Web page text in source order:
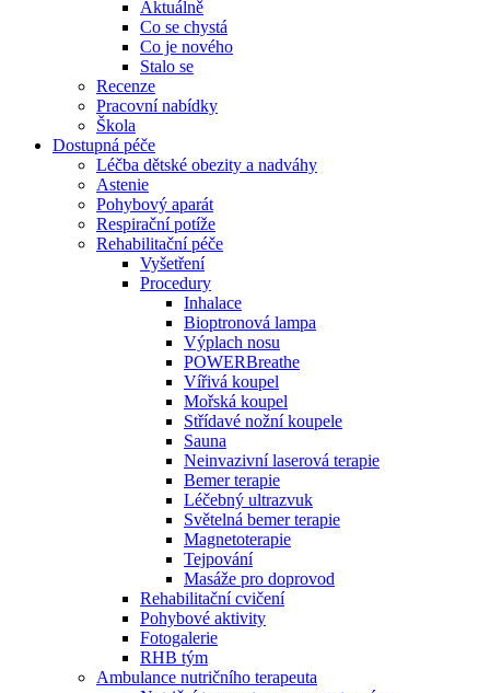
Aktuálně
Co se chystá
Co je nového
Stalo se
Recenze
Pracovní nabídky
Škola
Dostupná péče
Léčba dětské obezity a nadváhy
Astenie
Pohybový aparát
Respirační potíže
Rehabilitační péče
Vyšetření
Procedury
Inhalace
Bioptronová lampa
Výplach nosu
POWERBreathe
Vířivá koupel
Mořská koupel
Střídavé nožní koupele
Sauna
Neinvazivní laserová terapie
Bemer terapie
Léčebný ultrazvuk
Světelná bemer terapie
Magnetoterapie
Tejpování
Masáže pro doprovod
Rehabilitační cvičení
Pohybové aktivity
Fotogalerie
RHB tým
Ambulance nutričního terapeuta